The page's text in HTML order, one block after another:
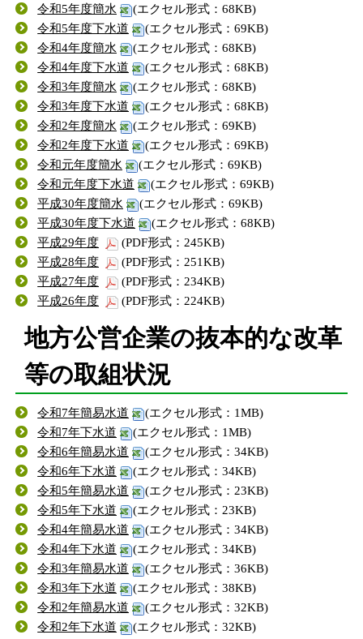
令和5年度簡水
(エクセル形式：68KB)
令和5年度下水道
(エクセル形式：69KB)
令和4年度簡水
(エクセル形式：68KB)
令和4年度下水道
(エクセル形式：68KB)
令和3年度簡水
(エクセル形式：68KB)
令和3年度下水道
(エクセル形式：68KB)
令和2年度簡水
(エクセル形式：69KB)
令和2年度下水道
(エクセル形式：69KB)
令和元年度簡水
(エクセル形式：69KB)
令和元年度下水道
(エクセル形式：69KB)
平成30年度簡水
(エクセル形式：69KB)
平成30年度下水道
(エクセル形式：68KB)
平成29年度
(PDF形式：245KB)
平成28年度
(PDF形式：251KB)
平成27年度
(PDF形式：234KB)
平成26年度
(PDF形式：224KB)
地方公営企業の抜本的な改革
等の取組状況
令和7年簡易水道
(エクセル形式：1MB)
令和7年下水道
(エクセル形式：1MB)
令和6年簡易水道
(エクセル形式：34KB)
令和6年下水道
(エクセル形式：34KB)
令和5年簡易水道
(エクセル形式：23KB)
令和5年下水道
(エクセル形式：23KB)
令和4年簡易水道
(エクセル形式：34KB)
令和4年下水道
(エクセル形式：34KB)
令和3年簡易水道
(エクセル形式：36KB)
令和3年下水道
(エクセル形式：38KB)
令和2年簡易水道
(エクセル形式：32KB)
令和2年下水道
(エクセル形式：32KB)